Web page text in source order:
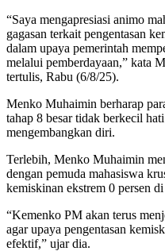
“Saya mengapresiasi animo
gagasan terkait pengentasan
dalam upaya pemerintah
melalui pemberdayaan,” kata
tertulis, Rabu (6/8/25).
Menko Muhaimin berharap
tahap 8 besar tidak berkecil
mengembangkan diri.
Terlebih, Menko Muhaimin
dengan pemuda mahasiswa
kemiskinan ekstrem 0 persen
“Kemenko PM akan terus
agar upaya pengentasan
efektif,” ujar dia.